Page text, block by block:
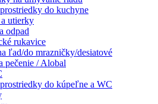
do kuchyne
utierky
odpad
rukavice
ľad/do mrazničky/desiatové
pečenie / Alobal
do kúpeľne a WC